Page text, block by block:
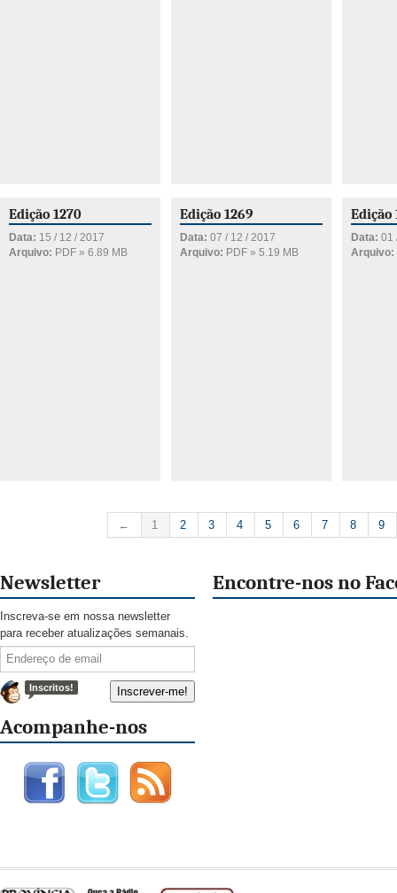
Edição 1270
Data: 15 / 12 / 2017
Arquivo: PDF » 6.89 MB
Edição 1269
Data: 07 / 12 / 2017
Arquivo: PDF » 5.19 MB
Edição
Data: 01
Arquivo:
← 1 2 3 4 5 6 7 8 9
Newsletter
Inscreva-se em nossa newsletter
para receber atualizações semanais.
Inscritos!
Acompanhe-nos
Encontre-nos no